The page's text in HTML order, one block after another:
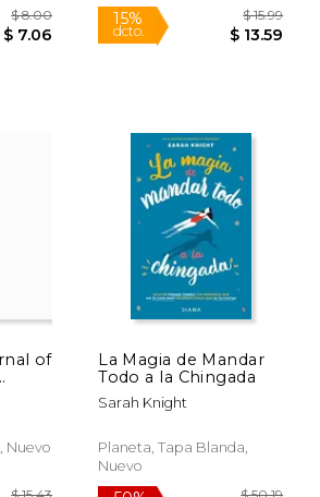
$ 19.99
$ 16.99
15%
dcto.
$
$
of
Nuevo
La Magia de Mandar
Todo a la Chingada
Sarah Knight
Planeta, Tapa Blanda,
Nuevo